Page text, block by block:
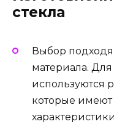
стекла
Выбор
материала. Для
используются
которые имеют